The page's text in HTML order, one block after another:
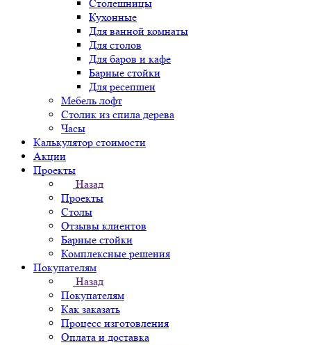
Столешницы
Кухонные
Для ванной комнаты
Для столов
Для баров и кафе
Барные стойки
Для ресепшен
Мебель лофт
Столик из спила дерева
Часы
Калькулятор стоимости
Акции
Проекты
Назад
Проекты
Столы
Отзывы клиентов
Барные стойки
Комплексные решения
Покупателям
Назад
Покупателям
Как заказать
Процесс изготовления
Оплата и доставка